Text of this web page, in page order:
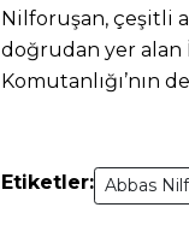
Nilforuşan, çeşitli
doğrudan yer alan
Komutanlığı’nın
Etiketler: Abbas